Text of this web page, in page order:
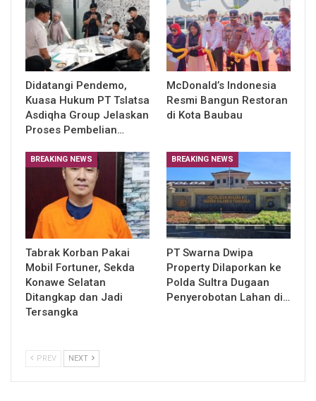
Didatangi Pendemo,
Kuasa Hukum PT Tslatsa
Asdiqha Group Jelaskan
Proses Pembelian…
McDonald’s Indonesia
Resmi Bangun Restoran
di Kota Baubau
BREAKING NEWS
Tabrak Korban Pakai
Mobil Fortuner, Sekda
Konawe Selatan
Ditangkap dan Jadi
Tersangka
BREAKING NEWS
PT Swarna Dwipa
Property Dilaporkan ke
Polda Sultra Dugaan
Penyerobotan Lahan di…
PREV NEXT